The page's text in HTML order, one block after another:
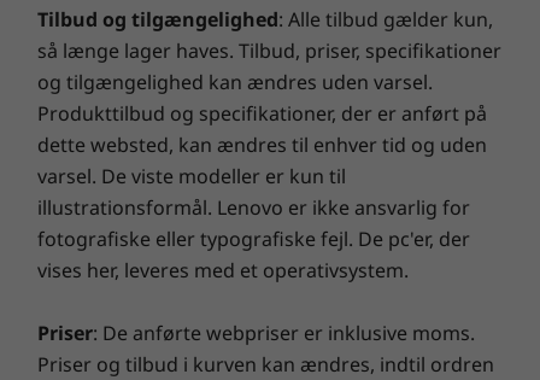
Robust sikkerhed
Porte og stik
2 x USB-A 3.2 generation 2
USB-C 3.2 Gen 2
USB-C 3.2 Gen 1
HDMI 2.0
RJ45
MicroSD-kortlæser
Hovedtelefon-/mikrofonkombinationsstik
Ekstraudstyr: Smart Card-læser
Certificeringer
10-Hovedtelefon-/mikrofonkombinationsstik
11-USB-A 3.2 Gen 2
12-Kensington-låseport
Smart Performance
Lenovo Smart Performance forbedrer din
computeroplevelse! Giv din computer flere kræfter, og
få problemfri drift og lynhurtig start. Nyd en hurtigere
og mere pålidelig internetoplevelse med optimerede
tilslutningsmuligheder. Beskyt din it-investering ved
afværge adware, malware og andre trusler med en
forbedret sikkerhedsløsning. Slip potentialet løs på en
spændende virtuel rejse!
Tilbud og tilgængelighed: Alle tilbud gælder kun,
så længe lager haves. Tilbud, priser, specifikationer
og tilgængelighed kan ændres uden varsel.
Produkttilbud og specifikationer, der er anført på
dette websted, kan ændres til enhver tid og uden
varsel. De viste modeller er kun til
illustrationsformål. Lenovo er ikke ansvarlig for
fotografiske eller typografiske fejl. De pc'er, der
vises her, leveres med et operativsystem.
Priser: De anførte webpriser er inklusive moms.
Priser og tilbud i kurven kan ændres, indtil ordren